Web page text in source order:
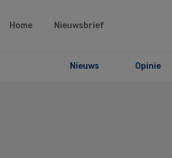
Home Nieuwsbrief
Nieuws Opinie